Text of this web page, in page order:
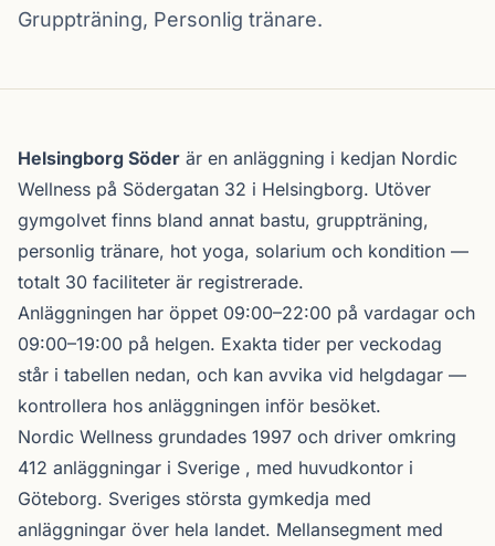
Gruppträning, Personlig tränare.
Om Helsingborg Söder
Helsingborg Söder är en anläggning i kedjan Nordic
Wellness på Södergatan 32 i Helsingborg. Utöver
gymgolvet finns bland annat bastu, gruppträning,
personlig tränare, hot yoga, solarium och kondition —
totalt 30 faciliteter är registrerade.
Anläggningen har öppet 09:00–22:00 på vardagar och
09:00–19:00 på helgen. Exakta tider per veckodag
står i tabellen nedan, och kan avvika vid helgdagar —
kontrollera hos anläggningen inför besöket.
Nordic Wellness grundades 1997 och driver omkring
412 anläggningar i Sverige , med huvudkontor i
Göteborg. Sveriges största gymkedja med
anläggningar över hela landet. Mellansegment med